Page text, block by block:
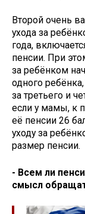
Второй очень
ухода за
года,
пенсии. При
за ребёнком
одного
за третьего и
если у мамы, к
её пенсии 26
уходу за
размер пенсии.
- Всем ли
смысл